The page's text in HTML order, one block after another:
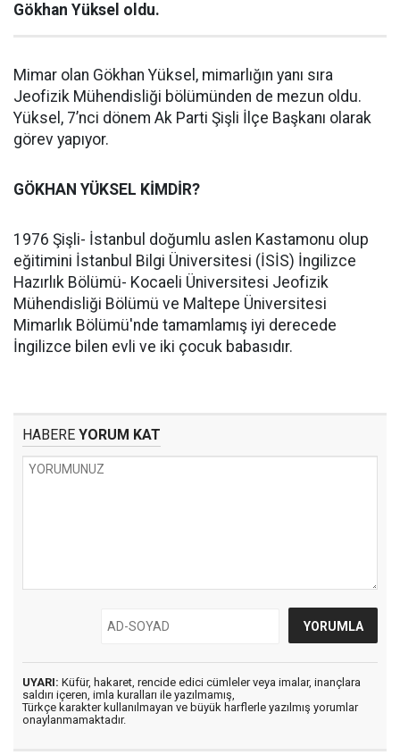
Gökhan Yüksel oldu.
Mimar olan Gökhan Yüksel, mimarlığın yanı sıra
Jeofizik Mühendisliği bölümünden de mezun oldu.
Yüksel, 7’nci dönem Ak Parti Şişli İlçe Başkanı olarak
görev yapıyor.
GÖKHAN YÜKSEL KİMDİR?
1976 Şişli- İstanbul doğumlu aslen Kastamonu olup
eğitimini İstanbul Bilgi Üniversitesi (İSİS) İngilizce
Hazırlık Bölümü- Kocaeli Üniversitesi Jeofizik
Mühendisliği Bölümü ve Maltepe Üniversitesi
Mimarlık Bölümü'nde tamamlamış iyi derecede
İngilizce bilen evli ve iki çocuk babasıdır.
HABERE YORUM KAT
UYARI: Küfür, hakaret, rencide edici cümleler veya imalar, inançlara
saldırı içeren, imla kuralları ile yazılmamış,
Türkçe karakter kullanılmayan ve büyük harflerle yazılmış yorumlar
onaylanmamaktadır.